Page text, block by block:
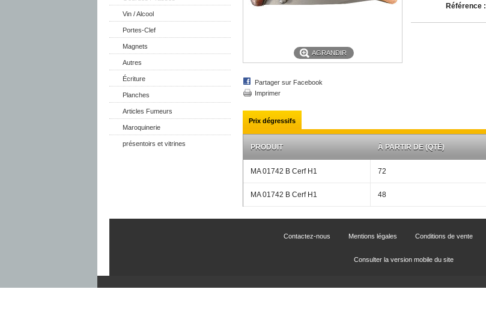
Vin / Alcool
Portes-Clef
Magnets
Autres
Écriture
Planches
Articles Fumeurs
Maroquinerie
présentoirs et vitrines
AGRANDIR
Partager sur Facebook
Imprimer
Référence :
Prix dégressifs
PRODUIT À PARTIR DE (QTÉ)
MA 01742 B Cerf H1 72
MA 01742 B Cerf H1 48
Contactez-nous Mentions légales Conditions de vente
Consulter la version mobile du site